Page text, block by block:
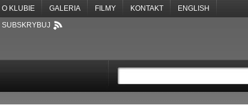
O KLUBIE GALERIA FILMY KONTAKT
ENGLISH
SUBSKRYBUJ